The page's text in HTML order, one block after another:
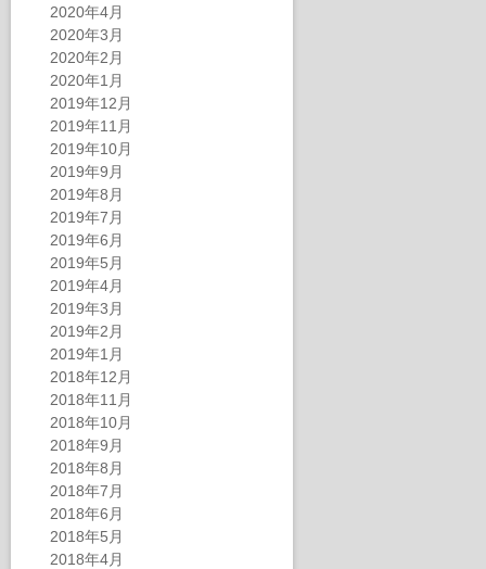
2020年4月
2020年3月
2020年2月
2020年1月
2019年12月
2019年11月
2019年10月
2019年9月
2019年8月
2019年7月
2019年6月
2019年5月
2019年4月
2019年3月
2019年2月
2019年1月
2018年12月
2018年11月
2018年10月
2018年9月
2018年8月
2018年7月
2018年6月
2018年5月
2018年4月